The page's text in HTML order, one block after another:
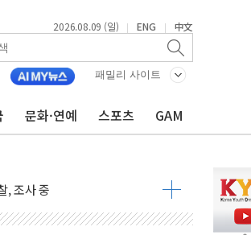
2026.08.09 (일) | ENG | 中文
패밀리 사이트
문화·연예 스포츠 GAM
어선다
金 46.01% vs 鄭 44.53%
68.63%